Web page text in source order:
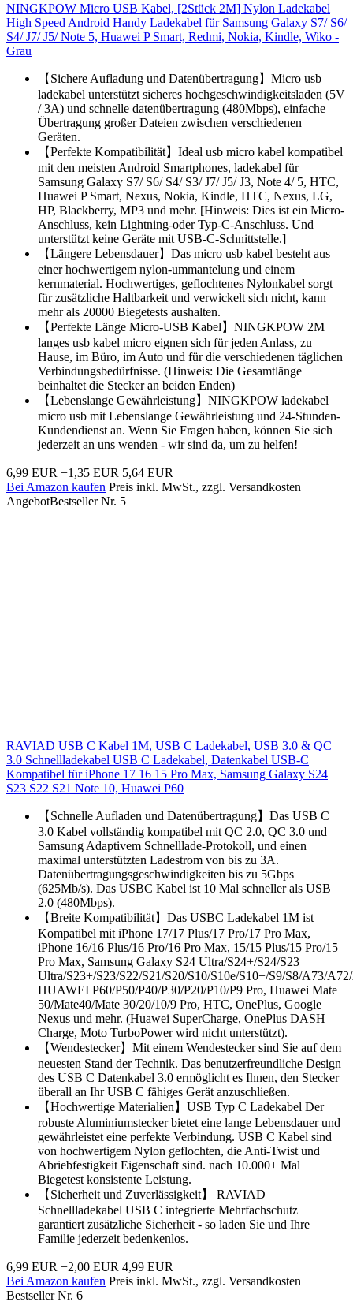
NINGKPOW Micro USB Kabel, [2Stück 2M] Nylon Ladekabel
High Speed Android Handy Ladekabel für Samsung Galaxy S7/ S6/
S4/ J7/ J5/ Note 5, Huawei P Smart, Redmi, Nokia, Kindle, Wiko -
Grau
【Sichere Aufladung und Datenübertragung】Micro usb
ladekabel unterstützt sicheres hochgeschwindigkeitsladen (5V
/ 3A) und schnelle datenübertragung (480Mbps), einfache
Übertragung großer Dateien zwischen verschiedenen
Geräten.
【Perfekte Kompatibilität】Ideal usb micro kabel kompatibel
mit den meisten Android Smartphones, ladekabel für
Samsung Galaxy S7/ S6/ S4/ S3/ J7/ J5/ J3, Note 4/ 5, HTC,
Huawei P Smart, Nexus, Nokia, Kindle, HTC, Nexus, LG,
HP, Blackberry, MP3 und mehr. [Hinweis: Dies ist ein Micro-
Anschluss, kein Lightning-oder Typ-C-Anschluss. Und
unterstützt keine Geräte mit USB-C-Schnittstelle.]
【Längere Lebensdauer】Das micro usb kabel besteht aus
einer hochwertigem nylon-ummantelung und einem
kernmaterial. Hochwertiges, geflochtenes Nylonkabel sorgt
für zusätzliche Haltbarkeit und verwickelt sich nicht, kann
mehr als 20000 Biegetests aushalten.
【Perfekte Länge Micro-USB Kabel】NINGKPOW 2M
langes usb kabel micro eignen sich für jeden Anlass, zu
Hause, im Büro, im Auto und für die verschiedenen täglichen
Verbindungsbedürfnisse. (Hinweis: Die Gesamtlänge
beinhaltet die Stecker an beiden Enden)
【Lebenslange Gewährleistung】NINGKPOW ladekabel
micro usb mit Lebenslange Gewährleistung und 24-Stunden-
Kundendienst an. Wenn Sie Fragen haben, können Sie sich
jederzeit an uns wenden - wir sind da, um zu helfen!
6,99 EUR −1,35 EUR 5,64 EUR
Bei Amazon kaufen Preis inkl. MwSt., zzgl. Versandkosten
AngebotBestseller Nr. 5
RAVIAD USB C Kabel 1M, USB C Ladekabel, USB 3.0 & QC
3.0 Schnellladekabel USB C Ladekabel, Datenkabel USB-C
Kompatibel für iPhone 17 16 15 Pro Max, Samsung Galaxy S24
S23 S22 S21 Note 10, Huawei P60
【Schnelle Aufladen und Datenübertragung】Das USB C
3.0 Kabel vollständig kompatibel mit QC 2.0, QC 3.0 und
Samsung Adaptivem Schnelllade-Protokoll, und einen
maximal unterstützten Ladestrom von bis zu 3A.
Datenübertragungsgeschwindigkeiten bis zu 5Gbps
(625Mb/s). Das USBC Kabel ist 10 Mal schneller als USB
2.0 (480Mbps).
【Breite Kompatibilität】Das USBC Ladekabel 1M ist
Kompatibel mit iPhone 17/17 Plus/17 Pro/17 Pro Max,
iPhone 16/16 Plus/16 Pro/16 Pro Max, 15/15 Plus/15 Pro/15
Pro Max, Samsung Galaxy S24 Ultra/S24+/S24/S23
Ultra/S23+/S23/S22/S21/S20/S10/S10e/S10+/S9/S8/A73/
HUAWEI P60/P50/P40/P30/P20/P10/P9 Pro, Huawei Mate
50/Mate40/Mate 30/20/10/9 Pro, HTC, OnePlus, Google
Nexus und mehr. (Huawei SuperCharge, OnePlus DASH
Charge, Moto TurboPower wird nicht unterstützt).
【Wendestecker】Mit einem Wendestecker sind Sie auf dem
neuesten Stand der Technik. Das benutzerfreundliche Design
des USB C Datenkabel 3.0 ermöglicht es Ihnen, den Stecker
überall an Ihr USB C fähiges Gerät anzuschließen.
【Hochwertige Materialien】USB Typ C Ladekabel Der
robuste Aluminiumstecker bietet eine lange Lebensdauer und
gewährleistet eine perfekte Verbindung. USB C Kabel sind
von hochwertigem Nylon geflochten, die Anti-Twist und
Abriebfestigkeit Eigenschaft sind. nach 10.000+ Mal
Biegetest konsistente Leistung.
【Sicherheit und Zuverlässigkeit】 RAVIAD
Schnellladekabel USB C integrierte Mehrfachschutz
garantiert zusätzliche Sicherheit - so laden Sie und Ihre
Familie jederzeit bedenkenlos.
6,99 EUR −2,00 EUR 4,99 EUR
Bei Amazon kaufen Preis inkl. MwSt., zzgl. Versandkosten
Bestseller Nr. 6